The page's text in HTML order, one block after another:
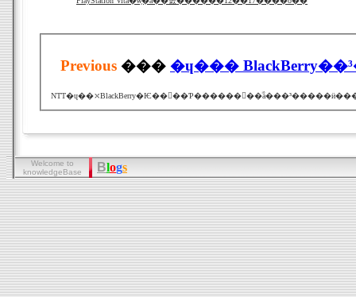
Previous ��� �ɥ���
Welcome to
knowledgeBase
Blogs